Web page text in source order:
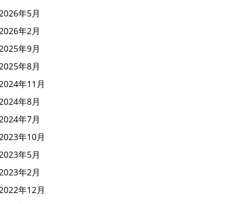
年5月
年2月
年9月
年8月
年11月
年8月
年7月
年10月
年5月
年2月
年12月